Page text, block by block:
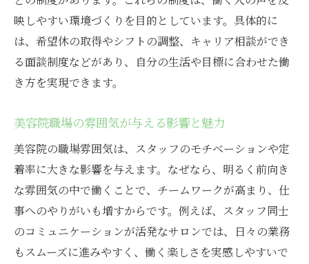
映しやすい環境づくりを目的としています。具体的に
は、希望休の取得やシフトの調整、キャリア相談ができ
る面談制度などがあり、自分の生活や目標に合わせた働
き方を実現できます。
美容院職場の雰囲気が与える影響と魅力
美容院の職場雰囲気は、スタッフのモチベーションや定
着率に大きな影響を与えます。なぜなら、明るく前向き
な雰囲気の中で働くことで、チームワークが高まり、仕
事へのやりがいも増すからです。例えば、スタッフ同士
のコミュニケーションが活発なサロンでは、日々の業務
もスムーズに進みやすく、働く楽しさを実感しやすいで